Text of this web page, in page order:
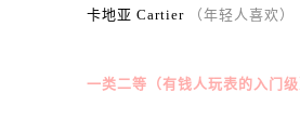
卡地亚 Cartier （年轻人喜欢）
一类二等（有钱人玩表的入门级